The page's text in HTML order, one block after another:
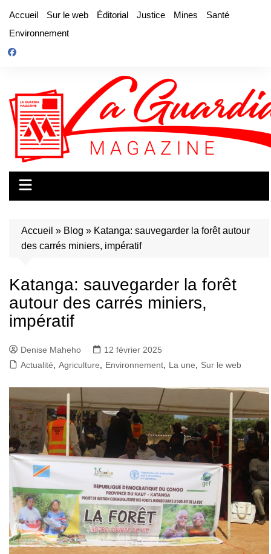
contenu
Accueil Sur le web Éditorial Justice Mines
Santé
Environnement
Accueil » Blog » Katanga: sauvegarder la forêt autour
des carrés miniers, impératif
Katanga: sauvegarder la forêt
autour des carrés miniers,
impératif
Denise Maheho
12 février 2025
Actualité
Agriculture Environnement La une Sur le web